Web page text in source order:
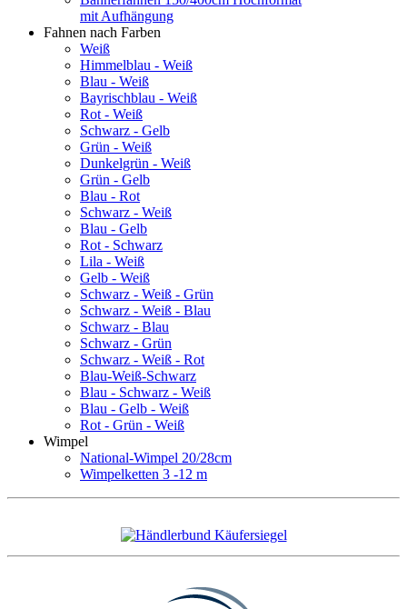
mit Aufhängung
Fahnen nach Farben
Weiß
Himmelblau - Weiß
Blau - Weiß
Bayrischblau - Weiß
Rot - Weiß
Schwarz - Gelb
Grün - Weiß
Dunkelgrün - Weiß
Grün - Gelb
Blau - Rot
Schwarz - Weiß
Blau - Gelb
Rot - Schwarz
Lila - Weiß
Gelb - Weiß
Schwarz - Weiß - Grün
Schwarz - Weiß - Blau
Schwarz - Blau
Schwarz - Grün
Schwarz - Weiß - Rot
Blau-Weiß-Schwarz
Blau - Schwarz - Weiß
Blau - Gelb - Weiß
Rot - Grün - Weiß
Wimpel
National-Wimpel 20/28cm
Wimpelketten 3 -12 m